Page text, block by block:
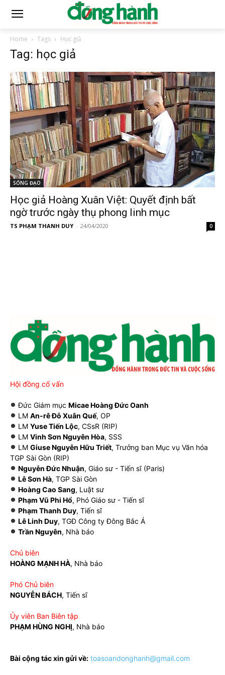
Home Tags Học giả
Tag: học giả
SỐNG ĐẠO
Học giả Hoàng Xuân Việt: Quyết định bất
ngờ trước ngày thụ phong linh mục
TS PHẠM THANH DUY - 24/04/2020 0
Hội đồng cố vấn
Đức Giám mục Micae Hoàng Đức Oanh
LM An-rê Đỗ Xuân Quế, OP
LM Yuse Tiến Lộc, CSsR (RIP)
LM Vinh Sơn Nguyên Hòa, SSS
LM Giuse Nguyễn Hữu Triết, Trưởng ban Mục vụ Văn hóa
TGP Sài Gòn (RIP)
Nguyễn Đức Nhuận, Giáo sư - Tiến sĩ (Paris)
Lê Sơn Hà, TGP Sài Gòn
Hoàng Cao Sang, Luật sư
Phạm Vũ Phi Hổ, Phó Giáo sư - Tiến sĩ
Phạm Thanh Duy, Tiến sĩ
Lê Linh Duy, TGĐ Công ty Đông Bắc Á
Trần Nguyên, Nhà báo
Chủ biên
HOÀNG MẠNH HÀ, Nhà báo
Phó Chủ biên
NGUYỄN BÁCH, Tiến sĩ
Ủy viên Ban Biên tập
PHẠM HÙNG NGHỊ, Nhà báo
Bài cộng tác xin gửi về: toasoandonghanh@gmail.com